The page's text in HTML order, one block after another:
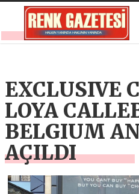
EXCLUSIVE
LOYA
BELGIUM
AÇILDI